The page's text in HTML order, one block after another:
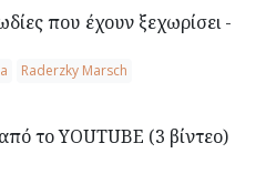
που έχουν ξεχωρίσει -
Raderzky Marsch
το YOUTUBE (3 βίντεο)